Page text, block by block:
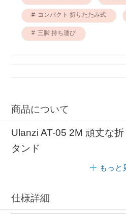
コンパクト 折りたたみ式
三脚 持ち運び
商品について
Ulanzi AT-05 2M 頑丈な
タンド
もっと
仕様詳細